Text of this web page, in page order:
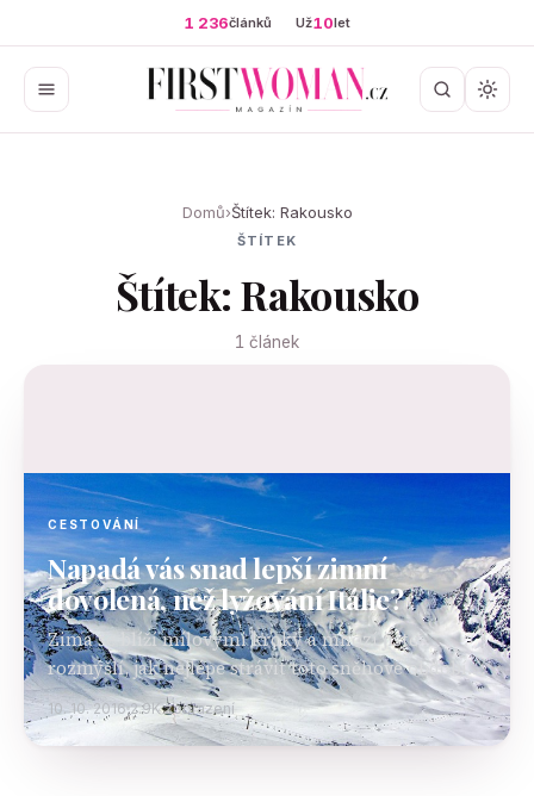
1 236článků Už10let
Domů›Štítek: Rakousko
ŠTÍTEK
Štítek: Rakousko
1 článek
CESTOVÁNÍ
Napadá vás snad lepší zimní
dovolená, než lyžování Itálie?
Zima se blíží mílovými kroky a mnozí jistě
rozmýšlí, jak nejlépe strávit toto sněhové období.
Několik let je již pravidelným zvykem, že sněhu si
v českých krajích příliš neužijeme. Jestliže tedy…
10. 10. 2016 2.9K zobrazení